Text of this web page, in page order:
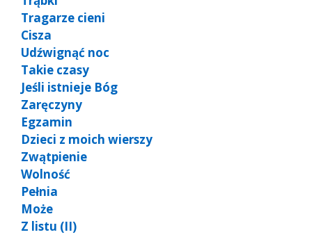
Tragarze cieni
Cisza
Udźwignąć noc
Takie czasy
Jeśli istnieje Bóg
Zaręczyny
Egzamin
Dzieci z moich wierszy
Zwątpienie
Wolność
Pełnia
Może
Z listu (II)